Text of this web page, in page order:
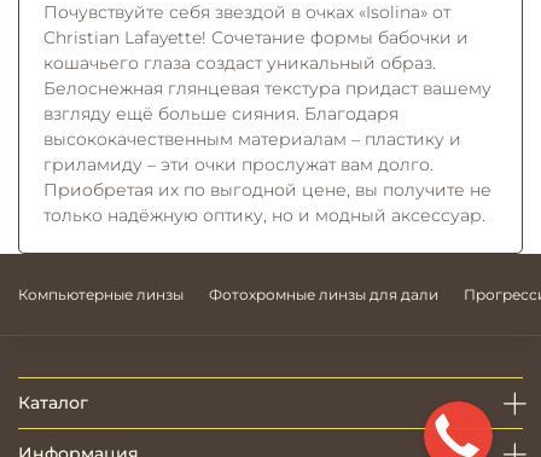
Почувствуйте себя звездой в очках «Isolina» от
Christian Lafayette! Сочетание формы бабочки и
кошачьего глаза создаст уникальный образ.
Белоснежная глянцевая текстура придаст вашему
взгляду ещё больше сияния. Благодаря
высококачественным материалам – пластику и
гриламиду – эти очки прослужат вам долго.
Приобретая их по выгодной цене, вы получите не
только надёжную оптику, но и модный аксессуар.
Компьютерные линзы Фотохромные линзы для дали
Каталог